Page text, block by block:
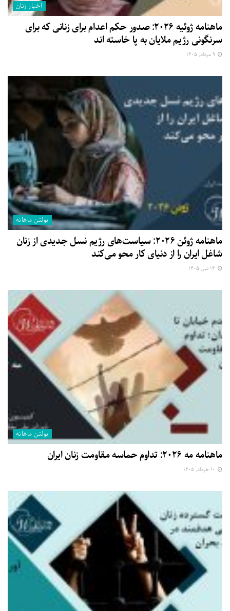
اخبار زنان
ماهنامه ژوئیه ۲۰۲۶: صدور حکم اعدام برای زنانی که برای
سرنگونی رژیم ملایان به پا خاسته اند
بولتن ماهانه
ماهنامه ژوئن ۲۰۲۶: سیاست‌های رژیم نسل جدیدی از زنان
شاغل ایران را از دنیای کار محو می‌کند
بولتن ماهانه
ماهنامه مه ۲۰۲۶: تداوم حماسه مقاومت زنان ایران